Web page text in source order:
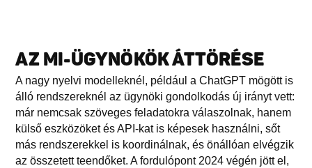
AZ MI-ÜGYNÖKÖK ÁTTÖRÉSE
A nagy nyelvi modelleknél, például a ChatGPT mögött is
álló rendszereknél az ügynöki gondolkodás új irányt vett:
már nemcsak szöveges feladatokra válaszolnak, hanem
külső eszközöket és API-kat is képesek használni, sőt
más rendszerekkel is koordinálnak, és önállóan elvégzik
az összetett teendőket. A fordulópont 2024 végén jött el,